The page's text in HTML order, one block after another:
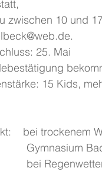
25. Mai
15 Kids,
bei